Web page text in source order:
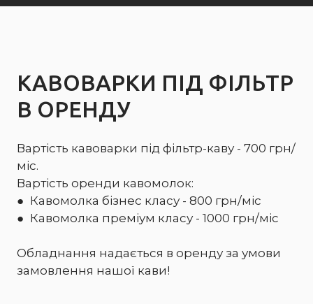
КАВОВАРКИ ПІД ФІЛЬТР
В ОРЕНДУ
Вартість кавоварки під фільтр-каву - 700 грн/
міс.
Вартість оренди кавомолок:
● Кавомолка бізнес класу - 800 грн/міс
● Кавомолка преміум класу - 1000 грн/міс
Обладнання надається в оренду за умови
замовлення нашої кави!